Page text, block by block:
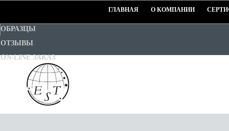
ГЛАВНАЯ О КОМПАНИИ
ОБРАЗЦЫ
ОТЗЫВЫ
ON-LINE ЗАКАЗ